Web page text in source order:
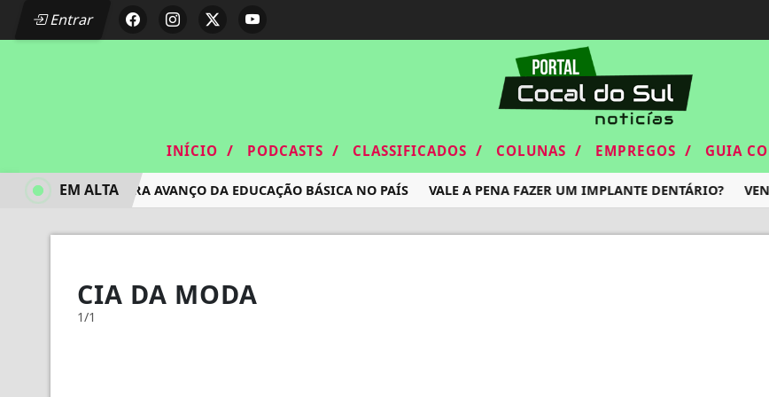
Entrar
INÍCIO / PODCASTS / CLASSIFICADOS / COLUNAS / EMPREGOS / GUIA
IDEB MOSTRA AVANÇO DA EDUCAÇÃO BÁSICA NO PAÍS VALE A PENA FAZER UM IMPLANTE DENTÁRIO?
EM ALTA
CIA DA MODA
1/1